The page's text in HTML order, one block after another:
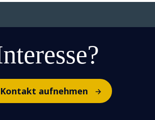
Kontakt aufnehmen